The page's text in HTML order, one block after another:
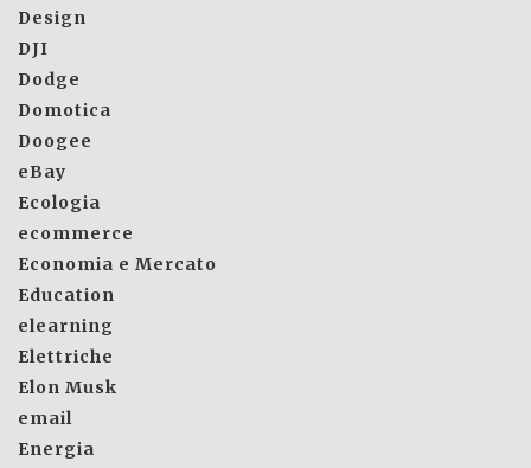
Design
DJI
Dodge
Domotica
Doogee
eBay
Ecologia
ecommerce
Economia e Mercato
Education
elearning
Elettriche
Elon Musk
email
Energia